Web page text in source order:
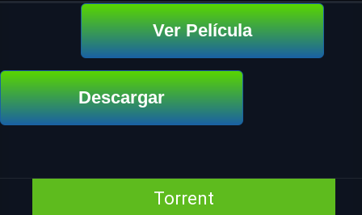
Ver Película
Descargar
Torrent